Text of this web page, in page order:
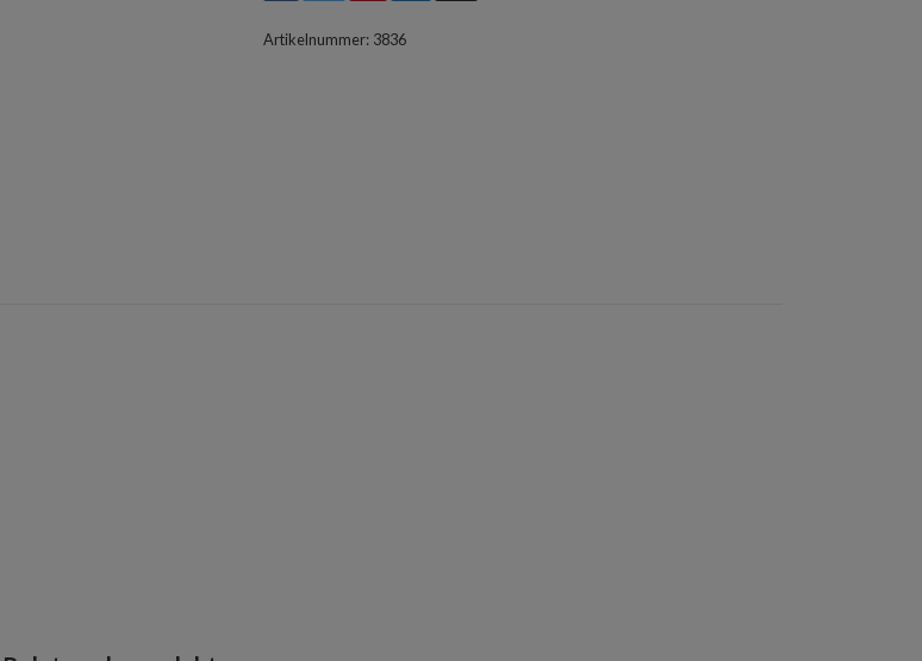
Artikelnummer: 3836